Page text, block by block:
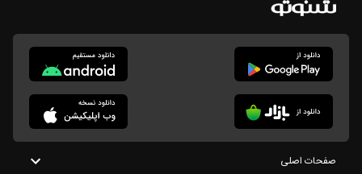
صفحات اصلی